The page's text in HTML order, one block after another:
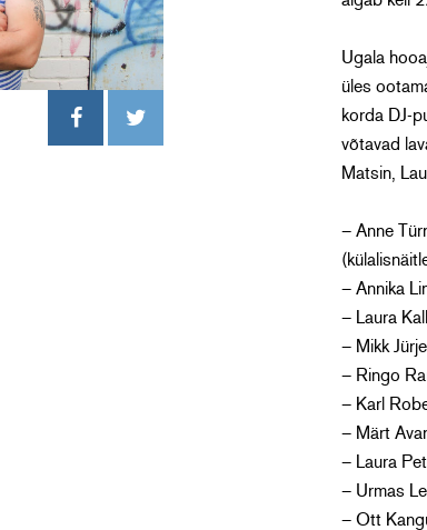
Ugala
üles
korda DJ-
võtavad
Matsin,
– Anne
– Annika
– Laura
– Mikk
– Ringo
– Karl
– Märt
– Laura
– Urmas
– Ott